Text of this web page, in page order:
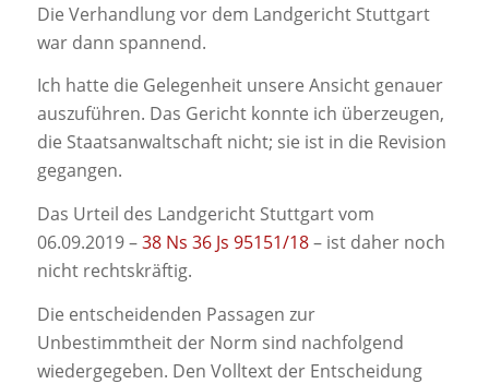
Die Verhandlung vor dem Landgericht Stuttgart
war dann spannend.
Ich hatte die Gelegenheit unsere Ansicht genauer
auszuführen. Das Gericht konnte ich überzeugen,
die Staatsanwaltschaft nicht; sie ist in die Revision
gegangen.
Das Urteil des Landgericht Stuttgart vom
06.09.2019 –38 Ns 36 Js 95151/18– ist daher noch
nicht rechtskräftig.
Die entscheidenden Passagen zur
Unbestimmtheit der Norm sind nachfolgend
wiedergegeben. Den Volltext der Entscheidung